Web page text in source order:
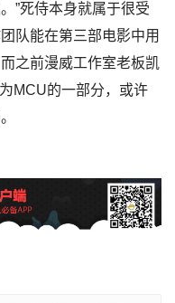
”死侍本身就属于很受
队能在第三部电影中用
之前漫威工作室老板凯
MCU的一部分，或许